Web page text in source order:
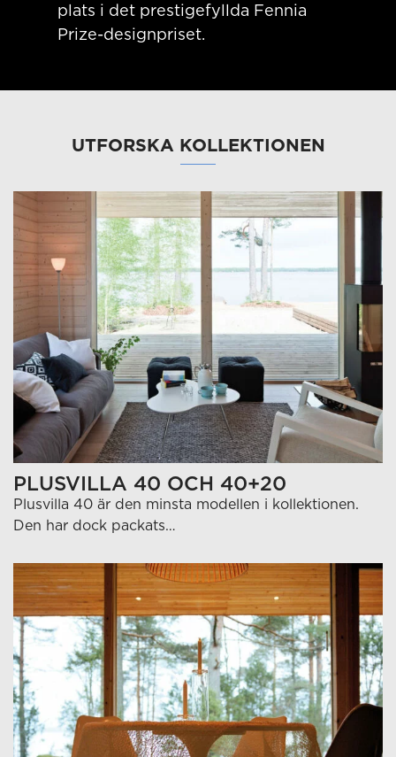
plats i det prestigefyllda Fennia
Prize-designpriset.
UTFORSKA KOLLEKTIONEN
PLUSVILLA 40 OCH 40+20
Plusvilla 40 är den minsta modellen i kollektionen.
Den har dock packats…